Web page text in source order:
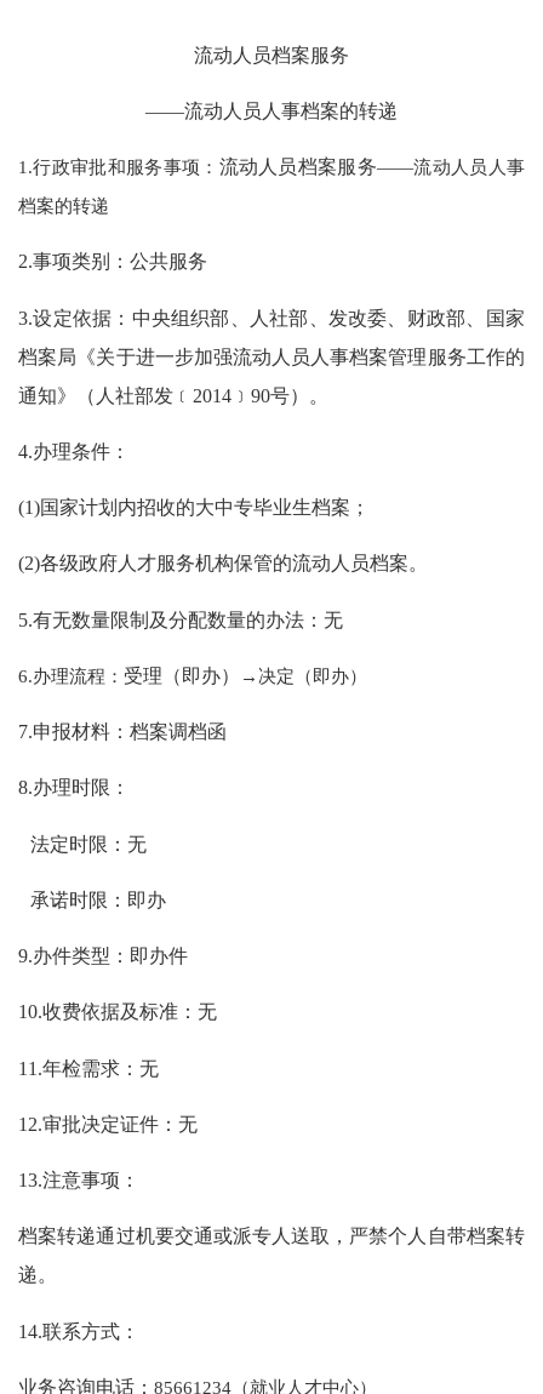
流动人员档案服务
——流动人员人事档案的转递
1.行政审批和服务事项： 流动人员档案服务——流动人员人事
档案的转递
2.事项类别：公共服务
3.设定依据：中央组织部、人社部、发改委、财政部、国家
档案局《关于进一步加强流动人员人事档案管理服务工作的
通知》（人社部发﹝2014﹞90号）。
4.办理条件：
(1)国家计划内招收的大中专毕业生档案；
(2)各级政府人才服务机构保管的流动人员档案。
5.有无数量限制及分配数量的办法：无
6.办理流程： 受理（即办） →决定（即办）
7.申报材料：档案调档函
8.办理时限：
法定时限：无
承诺时限：即办
9.办件类型：即办件
10.收费依据及标准：无
11.年检需求：无
12.审批决定证件：无
13.注意事项：
档案转递通过机要交通或派专人送取，严禁个人自带档案转
递。
14.联系方式：
业务咨询电话：85661234（就业人才中心）